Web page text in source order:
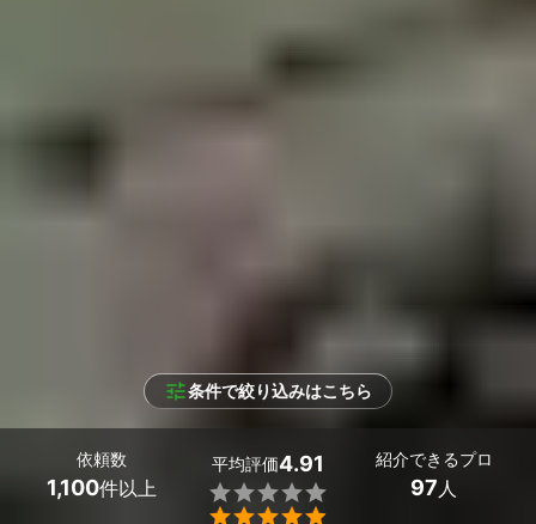
条件で絞り込みはこちら
依頼数
1,100件以上
平均評価4.91


紹介できるプロ
97人